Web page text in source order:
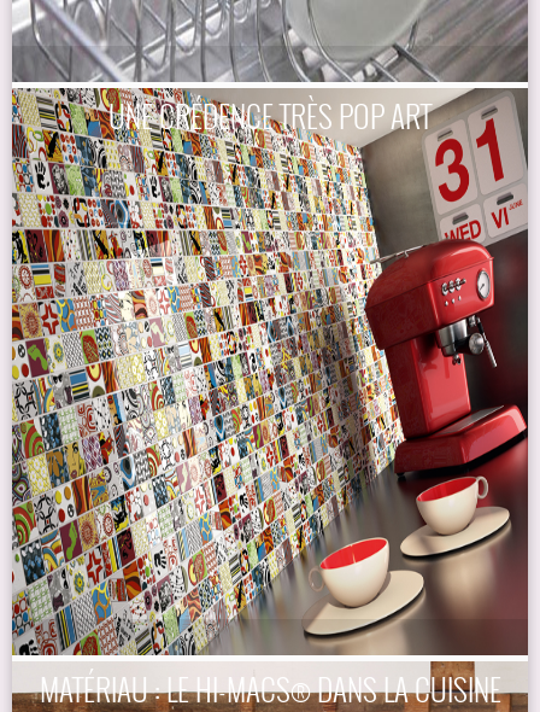
UNE CRÉDENCE TRÈS POP ART
MATÉRIAU : LE HI-MACS® DANS LA CUISINE